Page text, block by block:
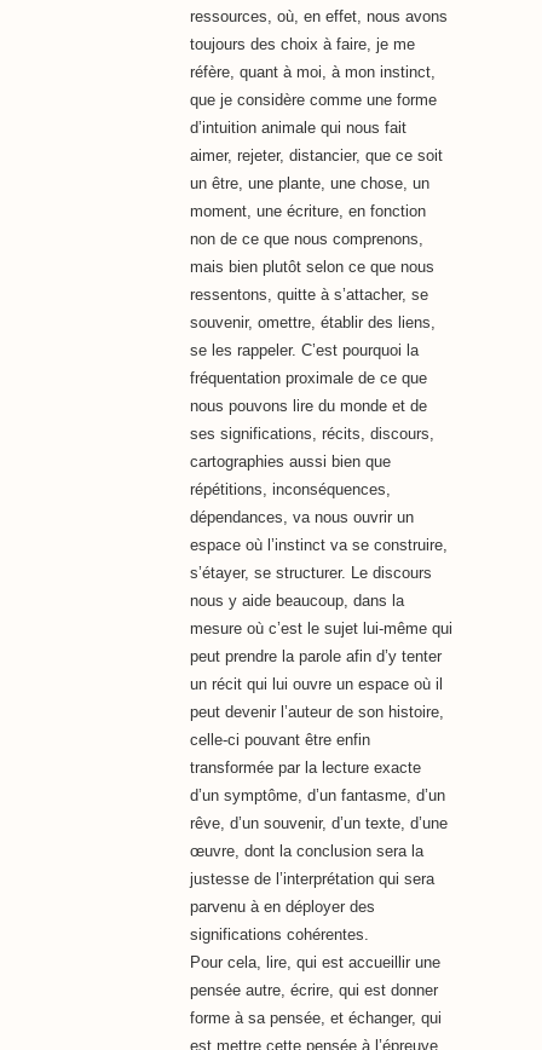
ressources, où, en effet, nous avons
toujours des choix à faire, je me
réfère, quant à moi, à mon instinct,
que je considère comme une forme
d’intuition animale qui nous fait
aimer, rejeter, distancier, que ce soit
un être, une plante, une chose, un
moment, une écriture, en fonction
non de ce que nous comprenons,
mais bien plutôt selon ce que nous
ressentons, quitte à s’attacher, se
souvenir, omettre, établir des liens,
se les rappeler. C’est pourquoi la
fréquentation proximale de ce que
nous pouvons lire du monde et de
ses significations, récits, discours,
cartographies aussi bien que
répétitions, inconséquences,
dépendances, va nous ouvrir un
espace où l’instinct va se construire,
s’étayer, se structurer. Le discours
nous y aide beaucoup, dans la
mesure où c’est le sujet lui-même qui
peut prendre la parole afin d’y tenter
un récit qui lui ouvre un espace où il
peut devenir l’auteur de son histoire,
celle-ci pouvant être enfin
transformée par la lecture exacte
d’un symptôme, d’un fantasme, d’un
rêve, d’un souvenir, d’un texte, d’une
œuvre, dont la conclusion sera la
justesse de l’interprétation qui sera
parvenu à en déployer des
significations cohérentes.
Pour cela, lire, qui est accueillir une
pensée autre, écrire, qui est donner
forme à sa pensée, et échanger, qui
est mettre cette pensée à l’épreuve